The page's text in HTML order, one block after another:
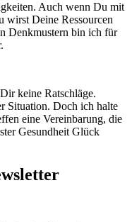
Auch wenn Du mit
wirst Deine Ressourcen
Denkmustern bin ich für
keine Ratschläge.
Situation. Doch ich halte
eine Vereinbarung, die
Gesundheit Glück